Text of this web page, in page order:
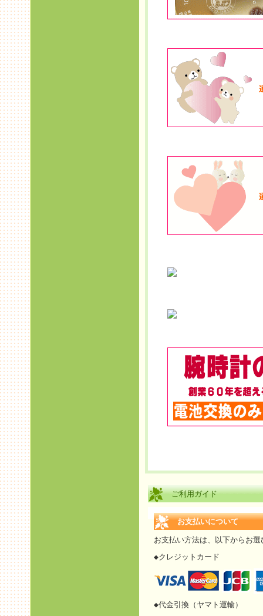
ご利用ガイド
お支払いについて
お支払い方法は、以下からお
◆クレジットカード
◆代金引換（ヤマト運輸）